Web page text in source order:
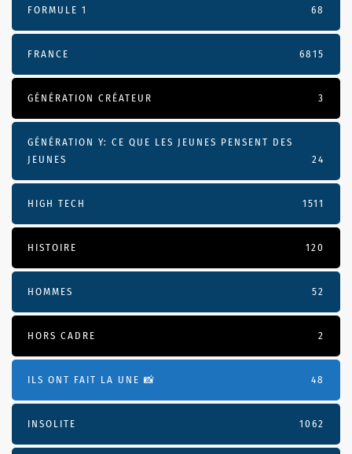
FORMULE 1 68
FRANCE 6815
GÉNÉRATION CRÉATEUR 3
GÉNÉRATION Y: CE QUE LES JEUNES PENSENT DES
JEUNES
24
HIGH TECH 1511
HISTOIRE 120
HOMMES 52
HORS CADRE 2
ILS ONT FAIT LA UNE 📸 48
INSOLITE 1062